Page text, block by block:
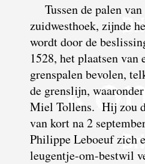
Tussen de palen
zuidwesthoek, zijnde
wordt door de
1528, het plaatsen van
grenspalen bevolen,
de grenslijn,
Miel Tollens. Hij zou
van kort na 2
Philippe Leboeuf zich
leugentje-om-bestwil